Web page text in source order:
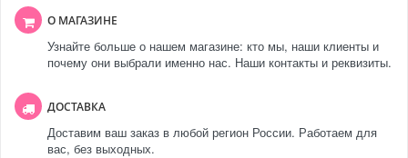
О МАГАЗИНЕ
Узнайте больше о нашем магазине: кто мы, наши клиенты и
почему они выбрали именно нас. Наши контакты и реквизиты.
ДОСТАВКА
Доставим ваш заказ в любой регион России. Работаем для
вас, без выходных.